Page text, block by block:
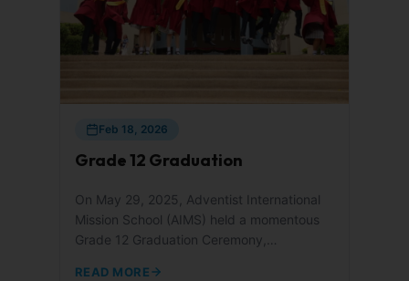
Feb 18, 2026
Grade 12 Graduation
On May 29, 2025, Adventist International
Mission School (AIMS) held a momentous
Grade 12 Graduation Ceremony,
READ MORE